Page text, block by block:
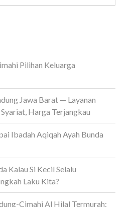
Pilihan Keluarga
Jawa Barat — Layanan
Harga Terjangkau
Ibadah Aqiqah Ayah Bunda
Kalau Si Kecil Selalu
Laku Kita?
Cimahi Al Hilal Termurah: